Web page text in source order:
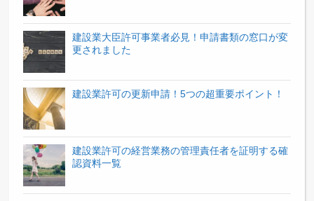
建設業大臣許可事業者必見！申請書類の窓口が変
更されました
建設業許可の更新申請！5つの超重要ポイント！
建設業許可の経営業務の管理責任者を証明する確
認資料一覧